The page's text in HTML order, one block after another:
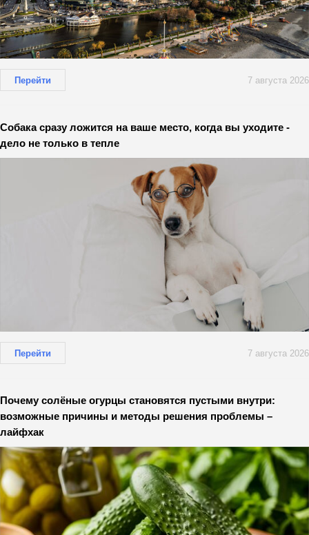
Перейти 7 августа 2026
Собака сразу ложится на ваше место, когда вы уходите -
дело не только в тепле
Перейти 7 августа 2026
Почему солёные огурцы становятся пустыми внутри:
возможные причины и методы решения проблемы –
лайфхак